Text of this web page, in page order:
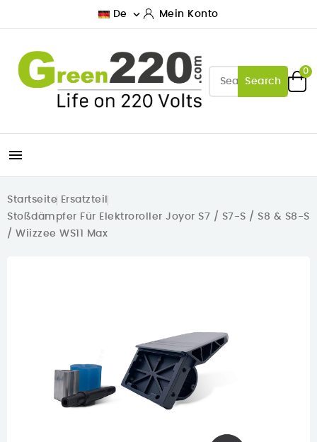
De  Mein Konto
Search
0

Startseite Ersatzteil
Stoßdämpfer Für Elektroroller Joyor S7 / S7-S / S8 & S8-S
/ Wiizzee WS11 Max